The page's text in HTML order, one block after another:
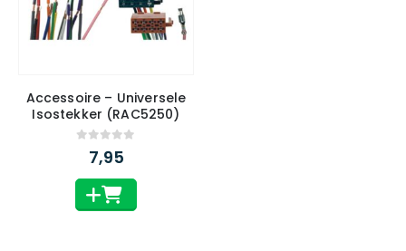
Accessoire – Universele
Isostekker (RAC5250)
van 5
7,95